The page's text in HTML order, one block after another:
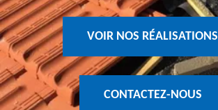
VOIR NOS RÉALISATIONS
CONTACTEZ-NOUS